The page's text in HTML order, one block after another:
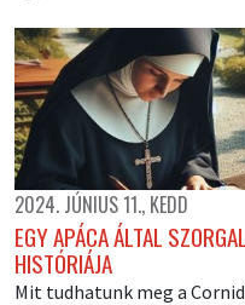
2024. JÚNIUS 11., KEDD
EGY APÁCA ÁLTAL
HISTÓRIÁJA
Mit tudhatunk meg a